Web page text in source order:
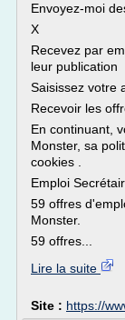
Envoyez-moi
X
Recevez par
leur publication
Saisissez votre
Recevoir les
En continuant,
Monster, sa
cookies .
Emploi
59 offres
Monster.
59 offres...
Lire la suite
Site : https://